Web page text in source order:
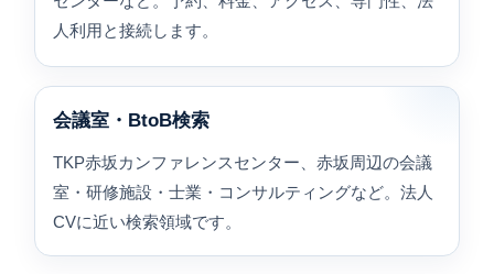
人利用と接続します。
会議室・BtoB検索
TKP赤坂カンファレンスセンター、赤坂周辺の会議
室・研修施設・士業・コンサルティングなど。法人
CVに近い検索領域です。